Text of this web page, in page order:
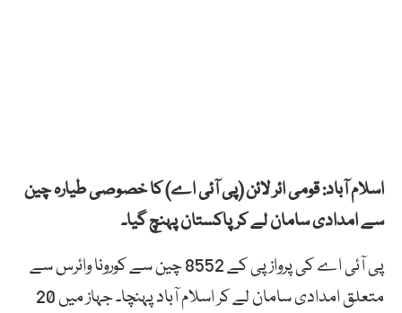
اسلام آباد: قومی ائر لائن (پی آئی اے) کا خصوصی طیارہ چین
سے امدادی سامان لے کر پاکستان پہنچ گیا۔
پی آئی اے کی پرواز پی کے 8552 چین سے کورونا وائرس سے
متعلق امدادی سامان لے کر اسلام آباد پہنچا۔ جہاز میں 20